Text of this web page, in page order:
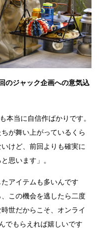
のジャック企画への意気込
本当に自信作ばかりです。
が舞い上がっているくら
けど、前回よりも確実に
思います」。
アイテムも多いんです
この機会を逃したら二度
世だからこそ、オンライ
でもらえれば嬉しいです